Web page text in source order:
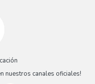
nuestros canales oficiales!